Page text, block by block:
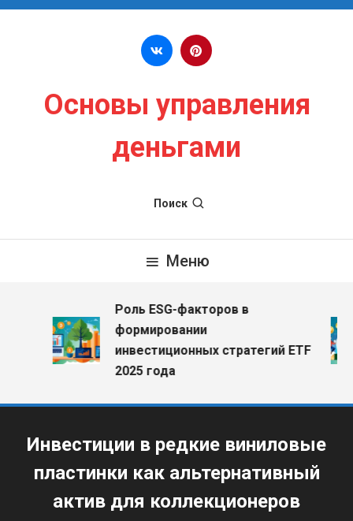
Перейти к содержимому
Основы управления
деньгами
Поиск
Меню
Роль ESG-факторов в
формировании
инвестиционных стратегий ETF
2025 года
Инвестиции в редкие виниловые
пластинки как альтернативный
актив для коллекционеров